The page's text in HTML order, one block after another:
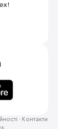
· Контакти